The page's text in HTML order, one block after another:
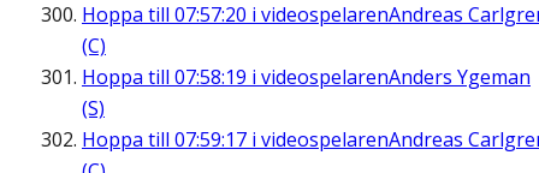
Hoppa till 07:57:20 i videospelarenAndreas
(C)
Hoppa till 07:58:19 i videospelarenAnders Ygeman
(S)
Hoppa till 07:59:17 i videospelarenAndreas